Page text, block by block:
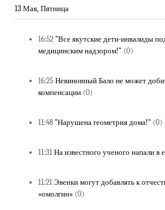
13 Мая, Пятница
16:52 "Все якутские дети-инвалиды
медицинским надзором!" (0)
16:25 Невиновный Бало не может
компенсации (0)
11:48 "Нарушена геометрия дома!" (0)
11:31 На известного ученого напали в
11:21 Эвенки могут добавлять к
«омолгин» (0)